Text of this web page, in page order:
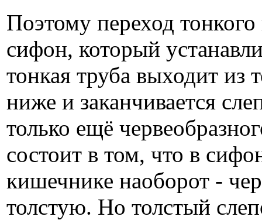
Поэтому переход
сифон, который
тонкая труба выходит из
ниже и заканчивается
только ещё
состоит в том, что в
кишечнике наоборот -
толстую. Но толстый